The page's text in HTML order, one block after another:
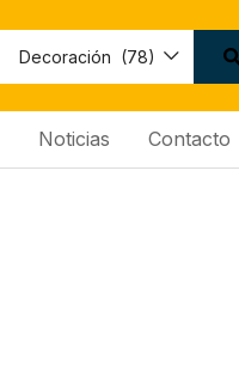
Decoración (78)
Noticias Contacto